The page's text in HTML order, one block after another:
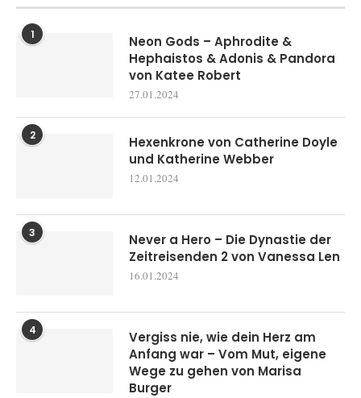
1
Neon Gods – Aphrodite &
Hephaistos & Adonis & Pandora
von Katee Robert
27.01.2024
2
Hexenkrone von Catherine Doyle
und Katherine Webber
12.01.2024
3
Never a Hero – Die Dynastie der
Zeitreisenden 2 von Vanessa Len
16.01.2024
4
Vergiss nie, wie dein Herz am
Anfang war – Vom Mut, eigene
Wege zu gehen von Marisa
Burger